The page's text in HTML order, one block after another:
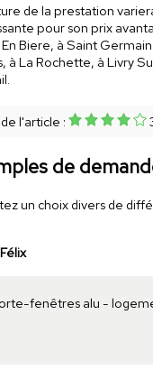
de la prestation
pour son prix
En Biere, à Saint
à La Rochette, à Livry
l'article :
de
un choix divers de
fenêtres alu -